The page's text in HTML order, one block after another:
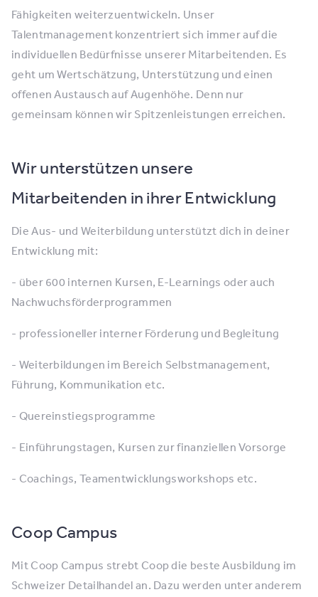
Fähigkeiten weiterzuentwickeln. Unser
Talentmanagement konzentriert sich immer auf die
individuellen Bedürfnisse unserer Mitarbeitenden. Es
geht um Wertschätzung, Unterstützung und einen
offenen Austausch auf Augenhöhe. Denn nur
gemeinsam können wir Spitzenleistungen erreichen.
Wir unterstützen unsere
Mitarbeitenden in ihrer Entwicklung
Die Aus- und Weiterbildung unterstützt dich in deiner
Entwicklung mit:
- über 600 internen Kursen, E-Learnings oder auch
Nachwuchsförderprogrammen
- professioneller interner Förderung und Begleitung
- Weiterbildungen im Bereich Selbstmanagement,
Führung, Kommunikation etc.
- Quereinstiegsprogramme
- Einführungstagen, Kursen zur finanziellen Vorsorge
- Coachings, Teamentwicklungsworkshops etc.
Coop Campus
Mit Coop Campus strebt Coop die beste Ausbildung im
Schweizer Detailhandel an. Dazu werden unter anderem